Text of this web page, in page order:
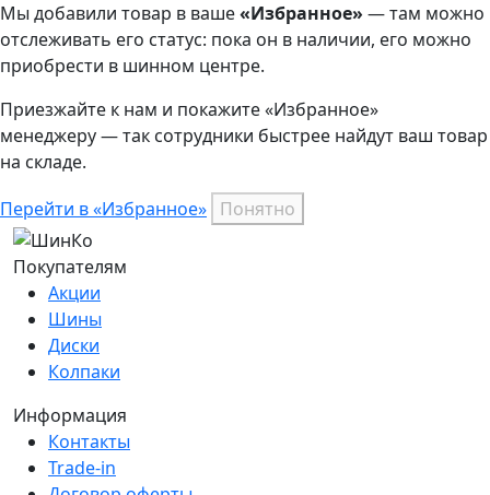
Мы добавили товар в ваше«Избранное» — там можно
отслеживать его статус: пока он в наличии, его можно
приобрести в шинном центре.
Приезжайте к нам и покажите «Избранное»
менеджеру — так сотрудники быстрее найдут ваш товар
на складе.
Перейти в «Избранное» Понятно
Покупателям
Акции
Шины
Диски
Колпаки
Информация
Контакты
Trade-in